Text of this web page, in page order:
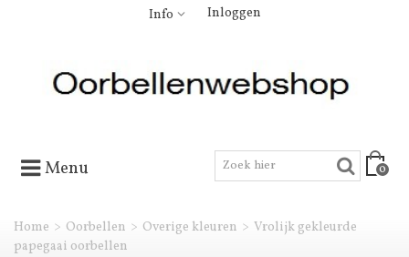
Info Inloggen
Menu 0
Home > Oorbellen > Overige kleuren > Vrolijk gekleurde
papegaai oorbellen